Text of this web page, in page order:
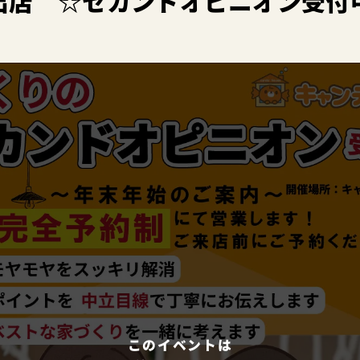
このイベントは